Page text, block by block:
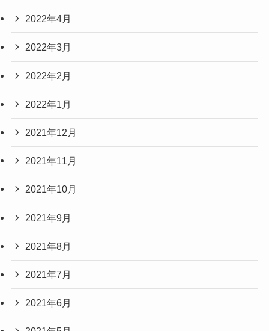
2022年4月
2022年3月
2022年2月
2022年1月
2021年12月
2021年11月
2021年10月
2021年9月
2021年8月
2021年7月
2021年6月